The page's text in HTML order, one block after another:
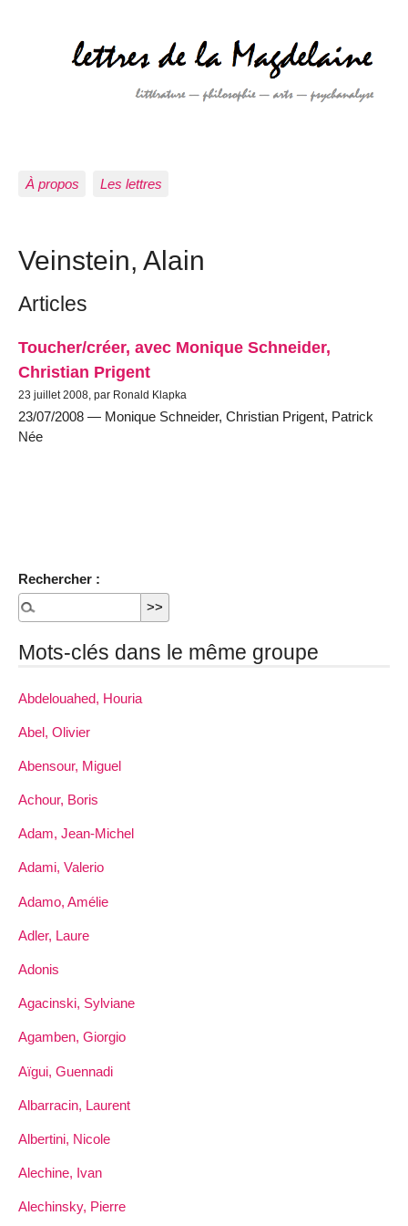
À propos Les lettres
Veinstein, Alain
Articles
Toucher/créer, avec Monique Schneider,
Christian Prigent
23 juillet 2008, par Ronald Klapka
23/07/2008 — Monique Schneider, Christian Prigent, Patrick
Née
Rechercher :
Mots-clés dans le même groupe
Abdelouahed, Houria
Abel, Olivier
Abensour, Miguel
Achour, Boris
Adam, Jean-Michel
Adami, Valerio
Adamo, Amélie
Adler, Laure
Adonis
Agacinski, Sylviane
Agamben, Giorgio
Aïgui, Guennadi
Albarracin, Laurent
Albertini, Nicole
Alechine, Ivan
Alechinsky, Pierre